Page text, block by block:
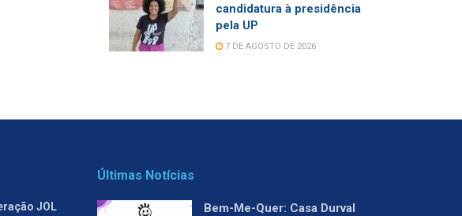
candidatura à presidência
pela UP
7 DE AGOSTO DE 2026
JOL
Últimas Notícias
Bem-Me-Quer: Casa Durval